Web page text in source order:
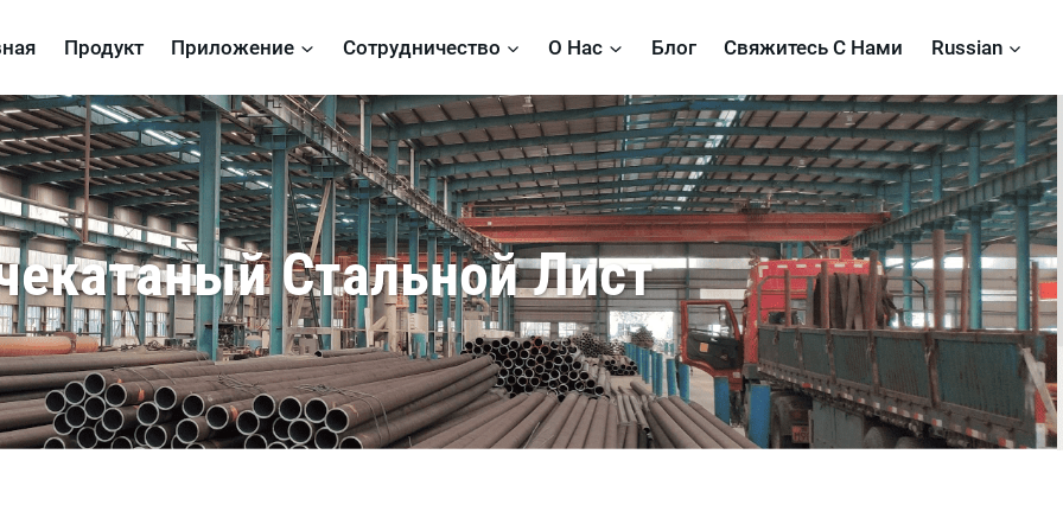
Продукт Приложение Сотрудничество О Нас Блог Свяжитесь С Нами Russian
Стальной Лист